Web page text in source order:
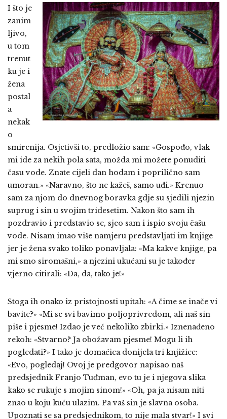
I što je
zanim
ljivo,
u tom
trenut
ku je i
žena
postal
a
nekak
o
smirenija. Osjetivši to, predložio sam: «Gospođo, vlak
mi ide za nekih pola sata, možda mi možete ponuditi
času vode. Znate cijeli dan hodam i poprilično sam
umoran.» «Naravno, što ne kažeš, samo uđi.» Krenuo
sam za njom do dnevnog boravka gdje su sjedili njezin
suprug i sin u svojim tridesetim. Nakon što sam ih
pozdravio i predstavio se, sjeo sam i ispio svoju čašu
vode. Nisam imao više namjeru predstavljati im knjige
jer je žena svako toliko ponavljala: «Ma kakve knjige, pa
mi smo siromašni,» a njezini ukućani su je također
vjerno citirali: «Da, da, tako je!»
Stoga ih onako iz pristojnosti upitah: «A čime se inače vi
bavite?» «Mi se svi bavimo poljoprivredom, ali naš sin
piše i pjesme! Izdao je već nekoliko zbirki.» Iznenađeno
rekoh: «Stvarno? Ja obožavam pjesme! Mogu li ih
pogledati?» I tako je domaćica donijela tri knjižice:
«Evo, pogledaj! Ovoj je predgovor napisao naš
predsjednik Franjo Tuđman, evo tu je i njegova slika
kako se rukuje s mojim sinom!» «Oh, pa ja nisam niti
znao u koju kuću ulazim. Pa vaš sin je slavna osoba.
Upoznati se sa predsjednikom, to nije mala stvar!» I svi